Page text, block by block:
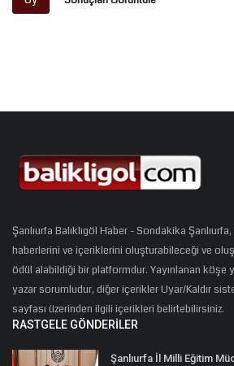
Şanlıurfa Balıklıgöl Haber - Sondakika Şanlıurfa,
haberlerini ve içeriklerini oluşturabileceği ve
ödül alabildiği bir platformdur. Yayınlanan köşe
yazar sorumludur, diğer içerikler Uyar/Kaldır
sayfası üzerinden ilgili içerikleri belirtebilirsiniz.
RASTGELE GÖNDERILER
Şanlıurfa İl Milli Eğitim